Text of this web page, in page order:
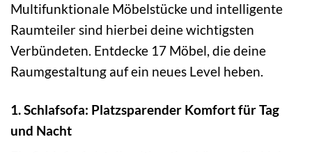
Multifunktionale Möbelstücke und intelligente
Raumteiler sind hierbei deine wichtigsten
Verbündeten. Entdecke 17 Möbel, die deine
Raumgestaltung auf ein neues Level heben.
1. Schlafsofa: Platzsparender Komfort für Tag
und Nacht